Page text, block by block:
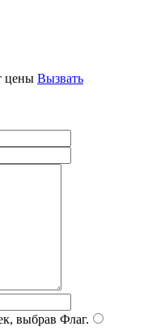
цены Вызвать
выбрав Флаг.